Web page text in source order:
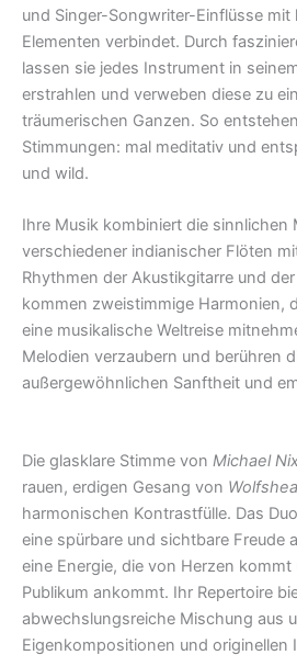
und Singer-Songwriter-Einflüsse mit
Elementen verbindet. Durch
lassen sie jedes Instrument in
erstrahlen und verweben diese zu
träumerischen Ganzen. So
Stimmungen: mal meditativ und
und wild.
Ihre Musik kombiniert die sinnlichen
verschiedener indianischer Flöten
Rhythmen der Akustikgitarre und
kommen zweistimmige Harmonien,
eine musikalische Weltreise
Melodien verzaubern und berühren
außergewöhnlichen Sanftheit und
Die glasklare Stimme von Michael
rauen, erdigen Gesang von
harmonischen Kontrastfülle. Das
eine spürbare und sichtbare Freude
eine Energie, die von Herzen
Publikum ankommt. Ihr Repertoire
abwechslungsreiche Mischung aus
Eigenkompositionen und originellen